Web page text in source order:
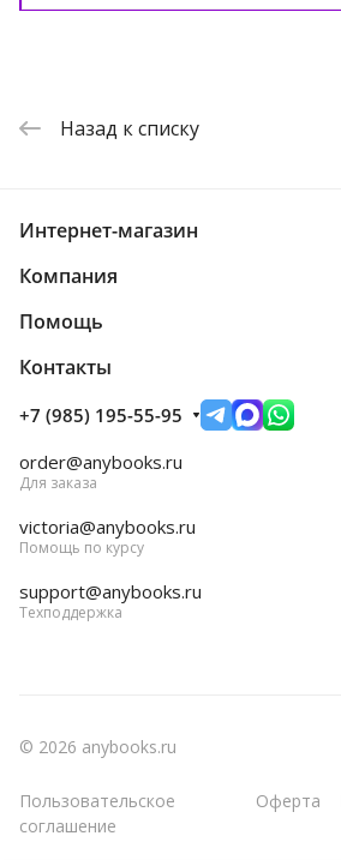
Назад к списку
Интернет-магазин
Компания
Помощь
Контакты
+7 (985) 195-55-95
order@anybooks.ru
Для заказа
victoria@anybooks.ru
Помощь по курсу
support@anybooks.ru
Техподдержка
© 2026 anybooks.ru
Пользовательское
соглашение
Оферта